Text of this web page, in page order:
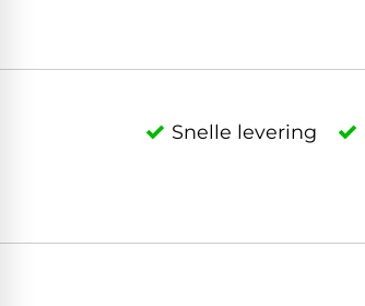
Snelle levering